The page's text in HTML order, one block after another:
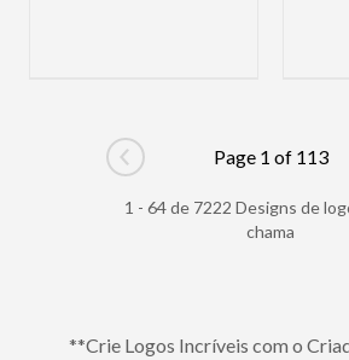
Go to previous page
Page 1 of 113
1 - 64 de 7222 Designs de
chama
**Crie Logos Incríveis com o